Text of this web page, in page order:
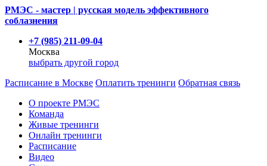
РМЭС - мастер | русская модель эффективного
соблазнения
+7 (985) 211-09-04
Москва
выбрать другой город
Расписание в Москве Оплатить тренинги Обратная связь
О проекте РМЭС
Команда
Живые тренинги
Онлайн тренинги
Расписание
Видео